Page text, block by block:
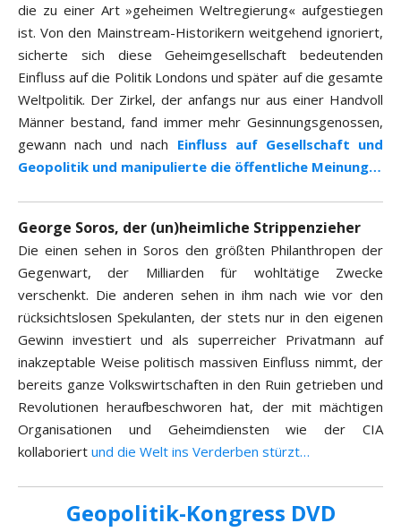
e
die zu einer Art »geheimen Weltregierung« aufgestiegen
ist. Von den Mainstream-Historikern weitgehend ignoriert,
sicherte sich diese Geheimgesellschaft bedeutenden
Einfluss auf die Politik Londons und später auf die gesamte
Weltpolitik. Der Zirkel, der anfangs nur aus einer Handvoll
Männer bestand, fand immer mehr Gesinnungsgenossen,
gewann nach und nach Einfluss auf Gesellschaft und
Geopolitik und manipulierte die öffentliche Meinung…
George Soros, der (un)heimliche Strippenzieher
Die einen sehen in Soros den größten Philanthropen der
Gegenwart, der Milliarden für wohltätige Zwecke
verschenkt. Die anderen sehen in ihm nach wie vor den
rücksichtslosen Spekulanten, der stets nur in den eigenen
Gewinn investiert und als superreicher Privatmann auf
inakzeptable Weise politisch massiven Einfluss nimmt, der
bereits ganze Volkswirtschaften in den Ruin getrieben und
Revolutionen heraufbeschworen hat, der mit mächtigen
Organisationen und Geheimdiensten wie der CIA
kollaboriert und die Welt ins Verderben stürzt…
Geopolitik-Kongress DVD